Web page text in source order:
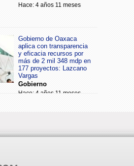
Hace: 4 años 11 meses
Gobierno de Oaxaca
aplica con transparencia
y eficacia recursos por
más de 2 mil 348 mdp en
177 proyectos: Lazcano
Vargas
Gobierno
Hace: 4 años 11 meses